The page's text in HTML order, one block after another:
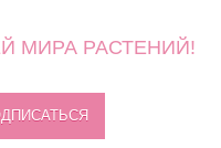
МИРА РАСТЕНИЙ!